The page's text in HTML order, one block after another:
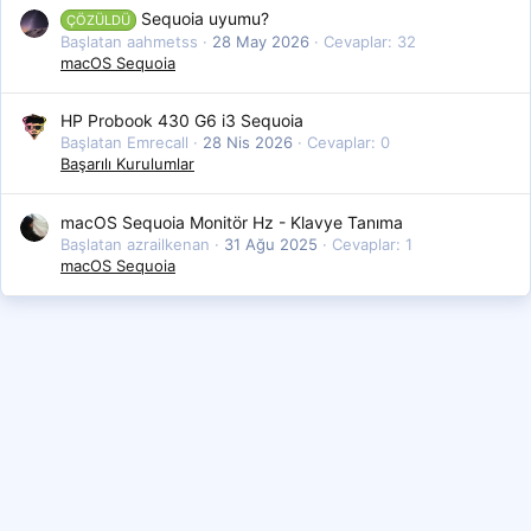
ÇÖZÜLDÜ Sequoia uyumu?
Başlatan aahmetss 28 May 2026
Cevaplar: 32
macOS Sequoia
HP Probook 430 G6 i3 Sequoia
Başlatan Emrecall 28 Nis 2026
Cevaplar: 0
Başarılı Kurulumlar
macOS Sequoia Monitör Hz - Klavye Tanıma
Başlatan azrailkenan 31 Ağu 2025
Cevaplar: 1
macOS Sequoia